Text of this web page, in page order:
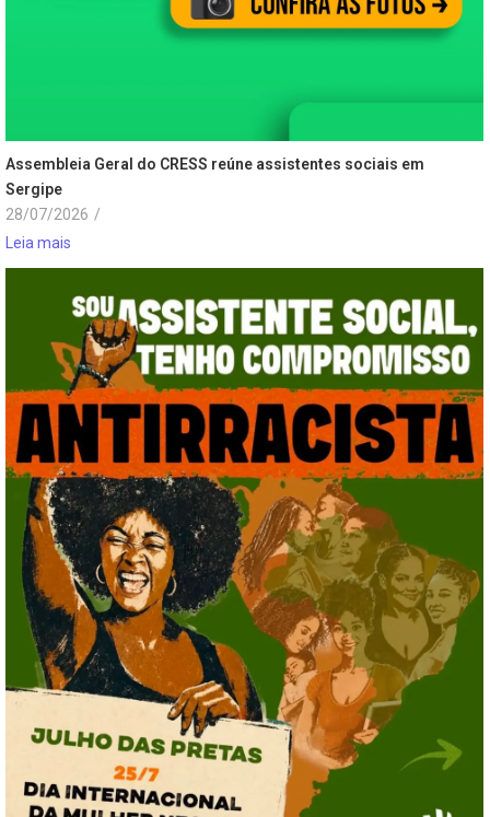
Assembleia Geral do CRESS reúne assistentes sociais em
Sergipe
28/07/2026 /
Leia mais